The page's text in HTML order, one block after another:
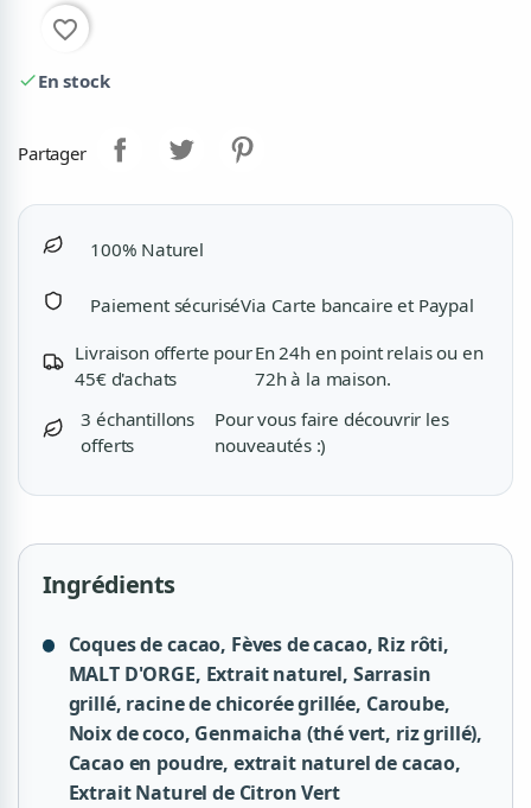
favorite_border
En stock
Partager
100% Naturel
Paiement sécuriséVia Carte bancaire et Paypal
Livraison offerte pour
45€ d'achats
En 24h en point relais ou en
72h à la maison.
3 échantillons
offerts
Pour vous faire découvrir les
nouveautés :)
Ingrédients
Coques de cacao, Fèves de cacao, Riz rôti,
MALT D'ORGE, Extrait naturel, Sarrasin
grillé, racine de chicorée grillée, Caroube,
Noix de coco, Genmaicha (thé vert, riz grillé),
Cacao en poudre, extrait naturel de cacao,
Extrait Naturel de Citron Vert